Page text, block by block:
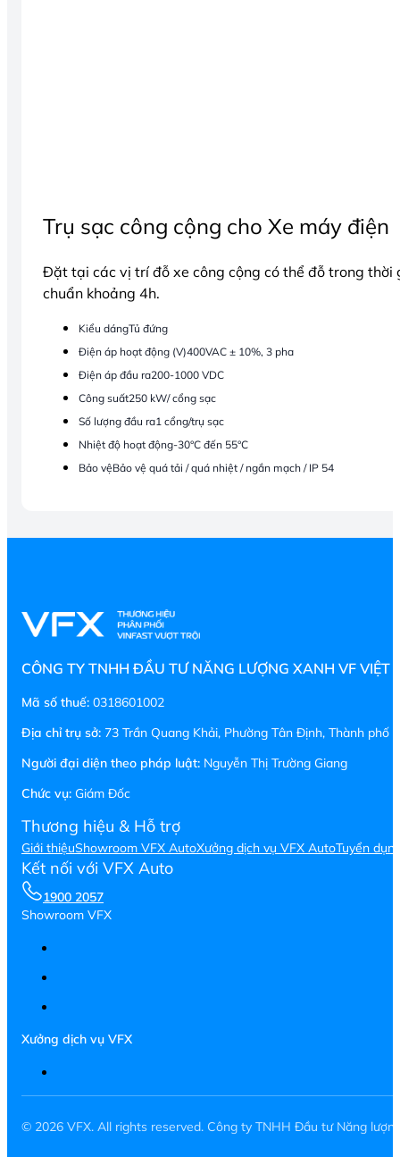
Trụ sạc công cộng cho Xe máy điện
Đặt tại các vị trí đỗ xe công cộng có thể đỗ trong thời
chuẩn khoảng 4h.
Kiểu dángTủ đứng
Điện áp hoạt động (V)400VAC ± 10%, 3 pha
Điện áp đầu ra200-1000 VDC
Công suất250 kW/ cổng sạc
Số lượng đầu ra1 cổng/trụ sạc
Nhiệt độ hoạt động-30°C đến 55°C
Bảo vệBảo vệ quá tải / quá nhiệt / ngắn mạch / IP 54
CÔNG TY TNHH ĐẦU TƯ NĂNG LƯỢNG XANH VF VIỆT
Mã số thuế: 0318601002
Địa chỉ trụ sở: 73 Trần Quang Khải, Phường Tân Định, Thành phố
Người đại diện theo pháp luật: Nguyễn Thị Trường Giang
Chức vụ: Giám Đốc
Thương hiệu & Hỗ trợ
Giới thiệuShowroom VFX AutoXưởng dịch vụ VFX AutoTuyển
Kết nối với VFX Auto
1900 2057
Showroom VFX
Xưởng dịch vụ VFX
© 2026 VFX. All rights reserved. Công ty TNHH Đầu tư Năng